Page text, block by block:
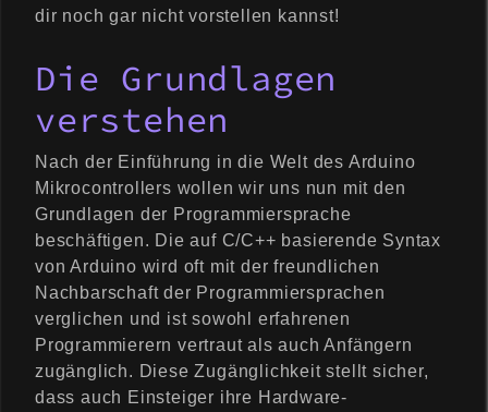
dir noch gar nicht vorstellen kannst!
Die Grundlagen
verstehen
Nach der Einführung in die Welt des Arduino
Mikrocontrollers wollen wir uns nun mit den
Grundlagen der Programmiersprache
beschäftigen. Die auf C/C++ basierende Syntax
von Arduino wird oft mit der freundlichen
Nachbarschaft der Programmiersprachen
verglichen und ist sowohl erfahrenen
Programmierern vertraut als auch Anfängern
zugänglich. Diese Zugänglichkeit stellt sicher,
dass auch Einsteiger ihre Hardware-